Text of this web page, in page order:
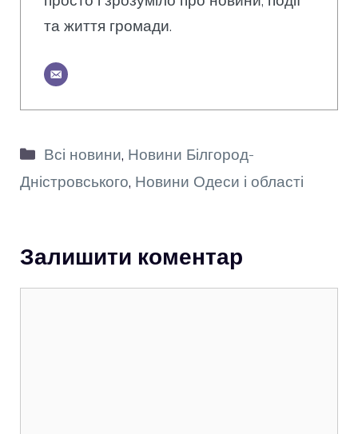
та життя громади.
Категорії
Всі новини, Новини Білгород-
Дністровського, Новини Одеси і області
Залишити коментар